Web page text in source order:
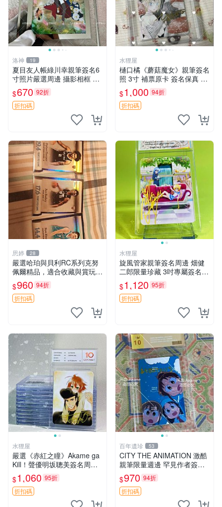
洛神 19
夏目友人帳綠川幸親筆簽名6
寸照片嚴選周邊 攝影相框 網
路認證 夏目友人帳收藏 簽名
照 6寸
$670 92折
折扣碼
水狸屋
樋口橘《蘑菇魔女》親筆簽名
照 3寸 補票原卡 簽名保真 收
藏推薦 蘑菇魔女 樋口橘 照片
$1,000 94折
折扣碼
思婷 28
嚴選哈珀與貝利RC系列克努
佩爾精品，適合收藏與賞玩 R
C 玩具 陶瓷
$960 94折
折扣碼
水狸屋
旋風管家親筆簽名周邊 畑健
二郎限量珍藏 3吋專屬簽名照
日本正版中古 正規卡磚附送
旋風管家 畑健二郎 簽名照
$1,120 95折
折扣碼
水狸屋
嚴選《赤紅之瞳》Akame ga
Kill！聲優明坂聰美簽名周
邊，3寸帶原裝卡磚 日版中古
赤紅之瞳 Akame ga Kill 明坂
聰美 簽名
$1,060 95折
折扣碼
百年遺珍 53
CITY THE ANIMATION 激酷
親筆限量週邊 罕見作者簽名
收藏 現代潮流擺飾 9x9cm 專
家推薦 國際珍藏款 周邊 照片
周邊 尺寸 收藏品
$970 94折
折扣碼